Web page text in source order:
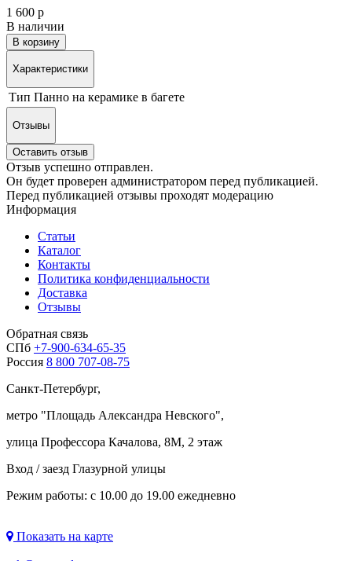
1 600 р
В наличии
В корзину
Характеристики
Тип Панно на керамике в багете
Отзывы
Оставить отзыв
Отзыв успешно отправлен.
Он будет проверен администратором перед публикацией.
Перед публикацией отзывы проходят модерацию
Информация
Статьи
Каталог
Контакты
Политика конфиденциальности
Доставка
Отзывы
Обратная связь
СПб +7-900-634-65-35
Россия 8 800 707-08-75
Санкт-Петербург,
метро "Площадь Александра Невского",
улица Профессора Качалова, 8М, 2 этаж
Вход / заезд Глазурной улицы
Режим работы: с 10.00 до 19.00 ежедневно
Показать на карте